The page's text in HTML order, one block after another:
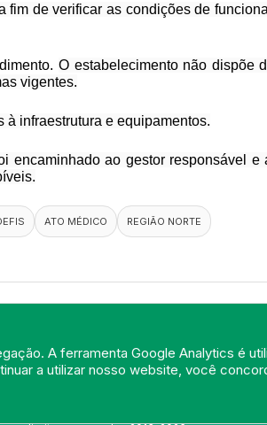
A ferramenta Google Analytics é
a utilizar nosso website, você
fim de verificar as condições de
O estabelecimento não dispõe
vigentes.
infraestrutura e equipamentos.
encaminhado ao gestor responsável
ATO MÉDICO REGIÃO NORTE
do Conselho Regional de Medicina do Rio de